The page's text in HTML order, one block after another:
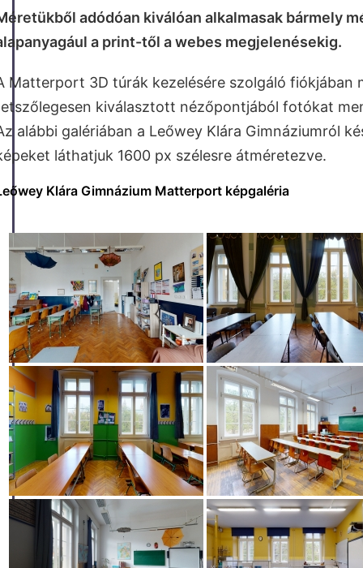
adódóan kiválóan alkalmasak bármely
a print-től a webes megjelenésekig.
Matterport 3D túrák kezelésére szolgáló fiókjában
kiválasztott nézőpontjából fotókat
alábbi galériában a Leőwey Klára Gimnáziumról
láthatjuk 1600 px szélesre átméretezve.
Klára Gimnázium Matterport képgaléria